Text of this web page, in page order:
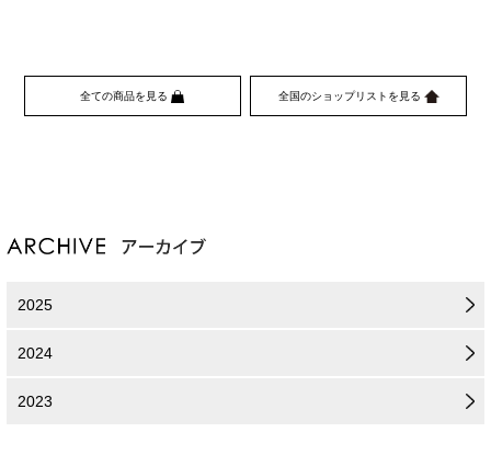
全ての商品を見る 全国のショップリストを見る
2025
2024
2023